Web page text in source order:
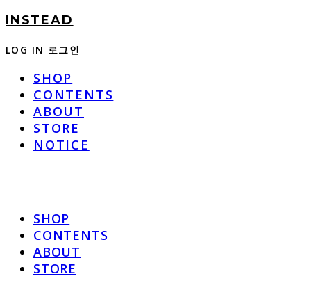
INSTEAD
LOG IN 로그인
SHOP
CONTENTS
ABOUT
STORE
NOTICE
SHOP
CONTENTS
ABOUT
STORE